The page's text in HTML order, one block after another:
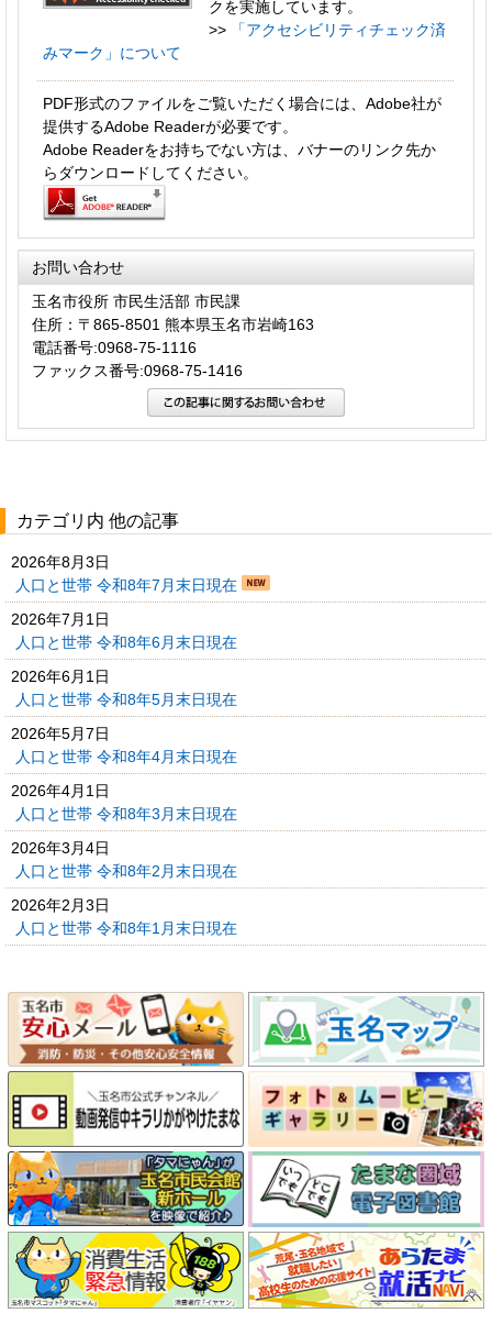
クを実施しています。
>>
「アクセシビリティチェック済
みマーク」について
PDF形式のファイルをご覧いただく場合には、Adobe社が
提供するAdobe Readerが必要です。
Adobe Readerをお持ちでない方は、バナーのリンク先か
らダウンロードしてください。
お問い合わせ
玉名市役所 市民生活部 市民課
住所：〒865-8501 熊本県玉名市岩崎163
電話番号:0968-75-1116
ファックス番号:0968-75-1416
カテゴリ内 他の記事
2026年8月3日
人口と世帯 令和8年7月末日現在
2026年7月1日
人口と世帯 令和8年6月末日現在
2026年6月1日
人口と世帯 令和8年5月末日現在
2026年5月7日
人口と世帯 令和8年4月末日現在
2026年4月1日
人口と世帯 令和8年3月末日現在
2026年3月4日
人口と世帯 令和8年2月末日現在
2026年2月3日
人口と世帯 令和8年1月末日現在